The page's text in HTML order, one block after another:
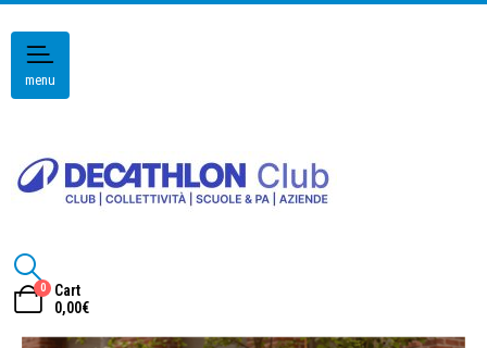
menu
0
Cart
0,00€